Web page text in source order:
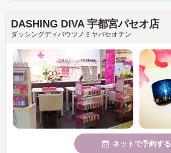
DASHING DIVA 宇都宮パセオ店
ダッシングディバウツノミヤパセオテン
ネットで予約する